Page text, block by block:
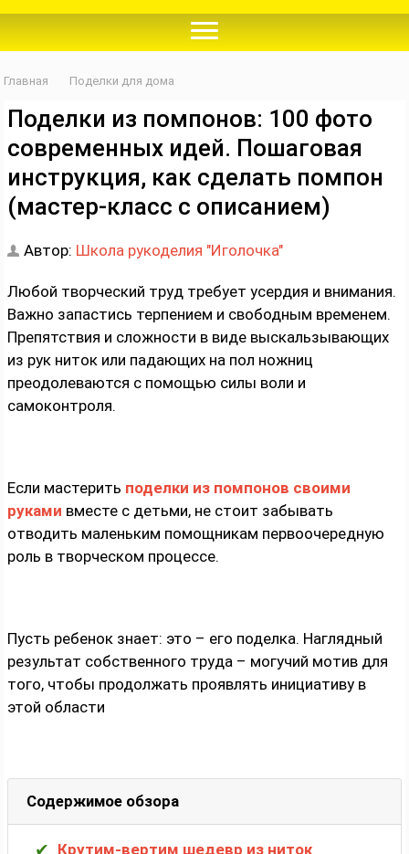
Главная Поделки для дома
Поделки из помпонов: 100 фото
современных идей. Пошаговая
инструкция, как сделать помпон
(мастер-класс с описанием)
Автор: Школа рукоделия "Иголочка"
Любой творческий труд требует усердия и внимания.
Важно запастись терпением и свободным временем.
Препятствия и сложности в виде выскальзывающих
из рук ниток или падающих на пол ножниц
преодолеваются с помощью силы воли и
самоконтроля.
Если мастерить поделки из помпонов своими
руками вместе с детьми, не стоит забывать
отводить маленьким помощникам первоочередную
роль в творческом процессе.
Пусть ребенок знает: это – его поделка. Наглядный
результат собственного труда – могучий мотив для
того, чтобы продолжать проявлять инициативу в
этой области
Содержимое обзора
Крутим-вертим шедевр из ниток